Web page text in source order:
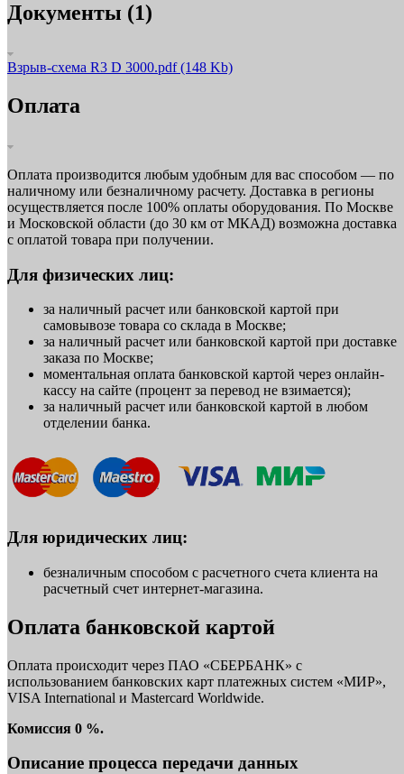
Документы (1)
Взрыв-схема R3 D 3000.pdf(148 Kb)
Оплата
Оплата производится любым удобным для вас способом — по
наличному или безналичному расчету. Доставка в регионы
осуществляется после 100% оплаты оборудования. По Москве
и Московской области (до 30 км от МКАД) возможна доставка
с оплатой товара при получении.
Для физических лиц:
за наличный расчет или банковской картой при
самовывозе товара со склада в Москве;
за наличный расчет или банковской картой при доставке
заказа по Москве;
моментальная оплата банковской картой через онлайн-
кассу на сайте (процент за перевод не взимается);
за наличный расчет или банковской картой в любом
отделении банка.
Для юридических лиц:
безналичным способом с расчетного счета клиента на
расчетный счет интернет-магазина.
Оплата банковской картой
Оплата происходит через ПАО «СБЕРБАНК» с
использованием банковских карт платежных систем «МИР»,
VISA International и Mastercard Worldwide.
Комиссия 0 %.
Описание процесса передачи данных